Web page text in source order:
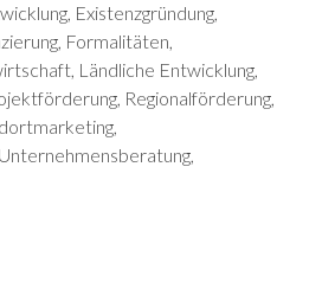
Existenzgründung,
Formalitäten,
Ländliche Entwicklung,
Regionalförderung,